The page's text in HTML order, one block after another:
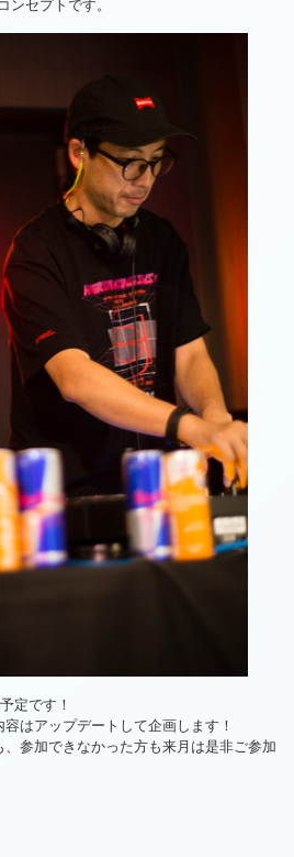
ンセプトです。
定です！
はアップデートして企画します！
参加できなかった方も来月は是非ご参加